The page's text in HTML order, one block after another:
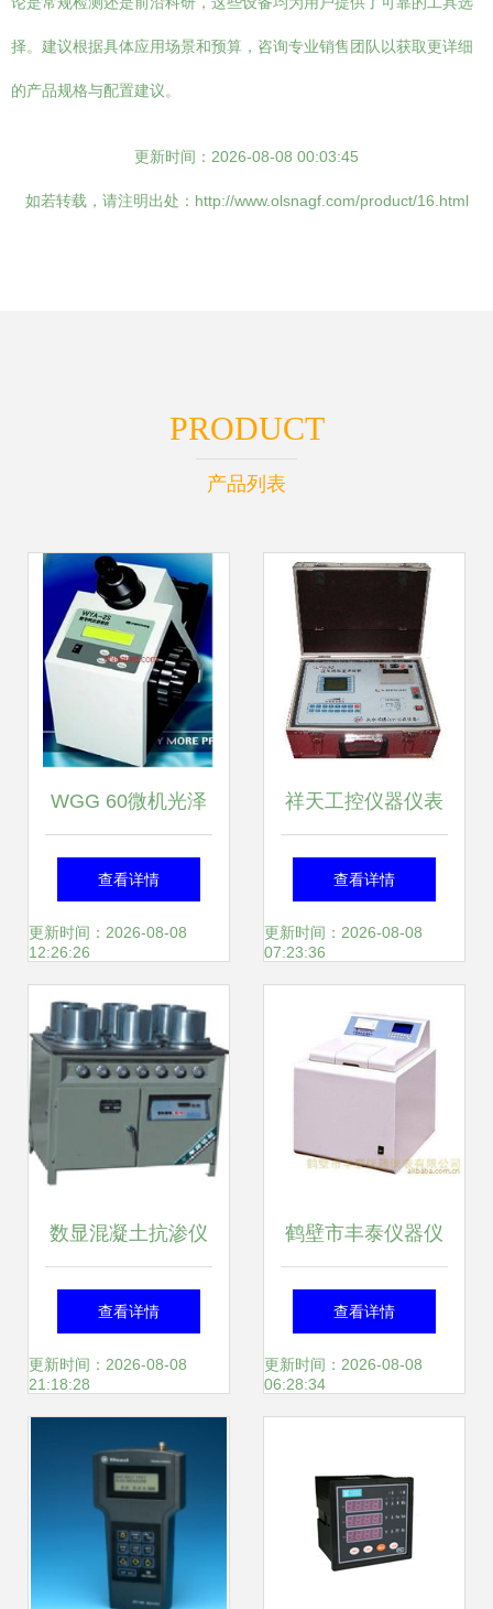
择。建议根据具体应用场景和预算，咨询专业销售团队以获取更详细
的产品规格与配置建议。
更新时间：2026-08-08 00:03:45
如若转载，请注明出处：http://www.olsnagf.com/product/16.html
PRODUCT
产品列表
WGG 60微机光泽
度仪 上海优浦科学
仪器的精密检测利
器
查看详情
更新时间：2026-08-08
12:26:26
祥天工控仪器仪表
其他电工仪器仪表
产品全览与行业价
查看详情
更新时间：2026-08-08
07:23:36
数显混凝土抗渗仪
价廉物美的精准之
选 仪器仪表
查看详情
更新时间：2026-08-08
21:18:28
鹤壁市丰泰仪器仪
表 量热仪产品列表
查看详情
更新时间：2026-08-08
06:28:34